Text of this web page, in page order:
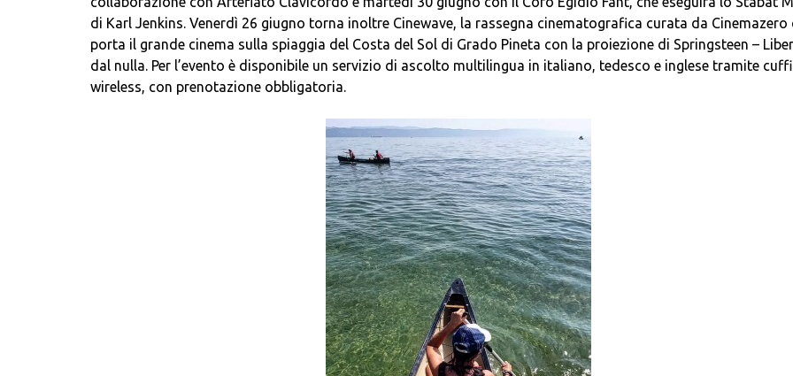
di Karl Jenkins. Venerdì 26 giugno torna inoltre Cinewave, la rassegna cinematografica curata da Cinemazero
porta il grande cinema sulla spiaggia del Costa del Sol di Grado Pineta con la proiezione di Springsteen –
dal nulla. Per l’evento è disponibile un servizio di ascolto multilingua in italiano, tedesco e inglese tramite
wireless, con prenotazione obbligatoria.